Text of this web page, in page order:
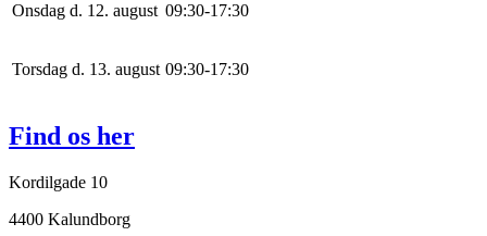
Onsdag d. 12. august 09:30-17:30
Torsdag d. 13. august 09:30-17:30
Find os her
Kordilgade 10
4400 Kalundborg